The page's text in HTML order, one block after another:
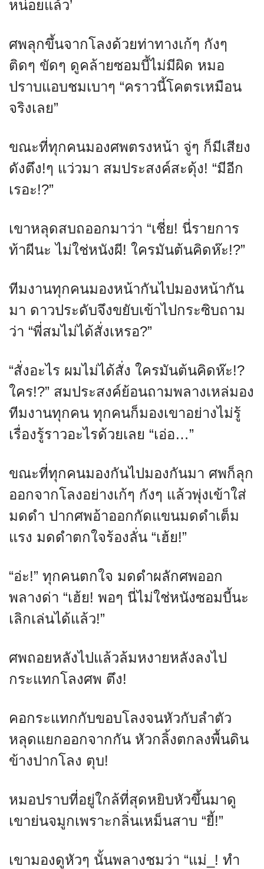
หน่อยแล้ว’
ศพลุกขึ้นจากโลงด้วยท่าทางเก้ๆ กังๆ
ติดๆ ขัดๆ ดูคล้ายซอมบี้ไม่มีผิด หมอ
ปราบแอบชมเบาๆ “คราวนี้โคตรเหมือน
จริงเลย”
ขณะที่ทุกคนมองศพตรงหน้า จู่ๆ ก็มีเสียง
ดังตึง!ๆ แว่วมา สมประสงค์สะดุ้ง! “มีอีก
เรอะ!?”
เขาหลุดสบถออกมาว่า “เชี่ย! นี่รายการ
ท้าผีนะ ไม่ใช่หนังผี! ใครมันต้นคิดห๊ะ!?”
ทีมงานทุกคนมองหน้ากันไปมองหน้ากัน
มา ดาวประดับจึงขยับเข้าไปกระซิบถาม
ว่า “พี่สมไม่ได้สั่งเหรอ?”
“สั่งอะไร ผมไม่ได้สั่ง ใครมันต้นคิดห๊ะ!?
ใคร!?” สมประสงค์ย้อนถามพลางเหล่มอง
ทีมงานทุกคน ทุกคนก็มองเขาอย่างไม่รู้
เรื่องรู้ราวอะไรด้วยเลย “เอ่อ…”
ขณะที่ทุกคนมองกันไปมองกันมา ศพก็ลุก
ออกจากโลงอย่างเก้ๆ กังๆ แล้วพุ่งเข้าใส่
มดดำ ปากศพอ้าออกกัดแขนมดดำเต็ม
แรง มดดำตกใจร้องลั่น “เฮ้ย!”
“อ่ะ!” ทุกคนตกใจ มดดำผลักศพออก
พลางด่า “เฮ้ย! พอๆ นี่ไม่ใช่หนังซอมบี้นะ
เลิกเล่นได้แล้ว!”
ศพถอยหลังไปแล้วล้มหงายหลังลงไป
กระแทกโลงศพ ตึง!
คอกระแทกกับขอบโลงจนหัวกับลำตัว
หลุดแยกออกจากกัน หัวกลิ้งตกลงพื้นดิน
ข้างปากโลง ตุบ!
หมอปราบที่อยู่ใกล้ที่สุดหยิบหัวขึ้นมาดู
เขาย่นจมูกเพราะกลิ่นเหม็นสาบ “ยี้!”
เขามองดูหัวๆ นั้นพลางชมว่า “แม่_! ทำ